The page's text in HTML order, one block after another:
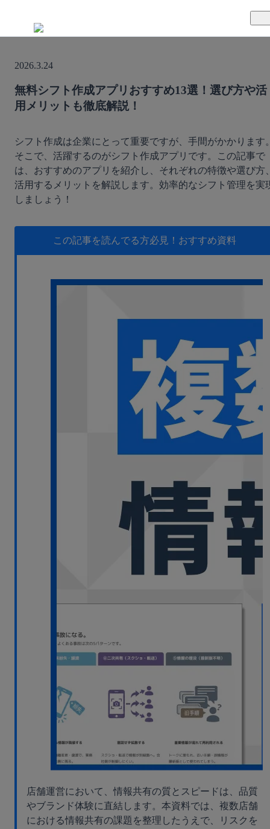
TUNAGの特徴
サポート体制
セキュリティ体制
料金案内
導入事例
活用方法
運営会社
セミナー
無料デモを見る
2026.3.24
無料シフト作成アプリおすすめ13選！選び方や活
用メリットも徹底解説！
シフト作成は企業にとって重要ですが、手間がかかります
そこで、活躍するのがシフト作成アプリです。この記事で
は、おすすめのアプリを紹介し、それぞれの特徴や選び方
活用するメリットを解説します。効率的なシフト管理を実
しましょう！
この記事を読んでる方必見！ おすすめ資料
店舗運営において、情報共有の質とスピードは、品質
やブランド体験に直結します。本資料では、複数店舗
における情報共有の課題を整理したうえで、リスクを